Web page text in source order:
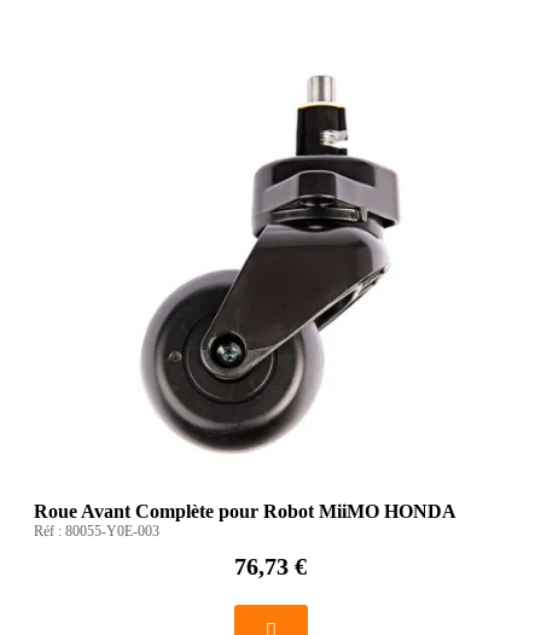
Roue Avant Complète pour Robot MiiMO HONDA
Réf : 80055-Y0E-003
76,73 €